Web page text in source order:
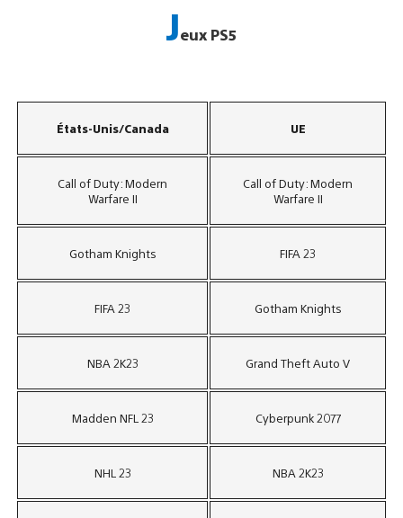
Jeux PS5
États-Unis/Canada UE
Call of Duty: Modern
Warfare II
Call of Duty: Modern
Warfare II
Gotham Knights FIFA 23
FIFA 23 Gotham Knights
NBA 2K23 Grand Theft Auto V
Madden NFL 23 Cyberpunk 2077
NHL 23 NBA 2K23